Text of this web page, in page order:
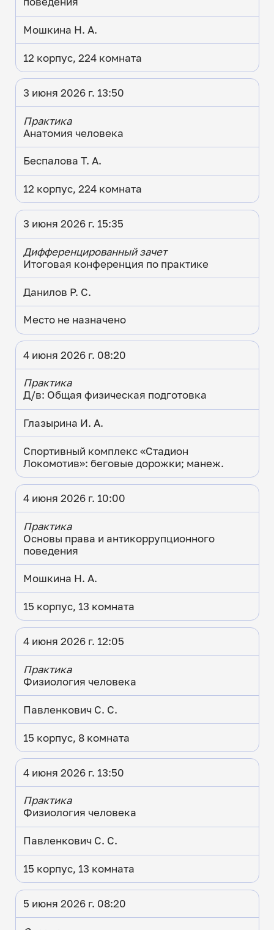
Мошкина Н. А.
12 корпус, 224 комната
3 июня 2026 г. 13:50
Практика
Анатомия человека
Беспалова Т. А.
12 корпус, 224 комната
3 июня 2026 г. 15:35
Дифференцированный зачет
Итоговая конференция по практике
Данилов Р. С.
Место не назначено
4 июня 2026 г. 08:20
Практика
Д/в: Общая физическая подготовка
Глазырина И. А.
Спортивный комплекс «Стадион
Локомотив»: беговые дорожки; манеж.
4 июня 2026 г. 10:00
Практика
Основы права и антикоррупционного
поведения
Мошкина Н. А.
15 корпус, 13 комната
4 июня 2026 г. 12:05
Практика
Физиология человека
Павленкович С. С.
15 корпус, 8 комната
4 июня 2026 г. 13:50
Практика
Физиология человека
Павленкович С. С.
15 корпус, 13 комната
5 июня 2026 г. 08:20